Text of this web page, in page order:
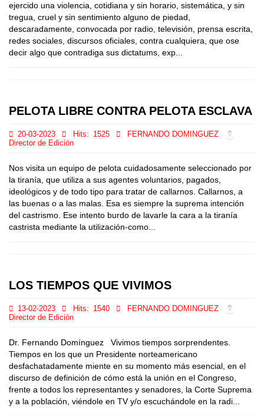
ejercido una violencia, cotidiana y sin horario, sistemática, y sin
tregua, cruel y sin sentimiento alguno de piedad,
descaradamente, convocada por radio, televisión, prensa escrita,
redes sociales, discursos oficiales, contra cualquiera, que ose
decir algo que contradiga sus dictatums, exp...
PELOTA LIBRE CONTRA PELOTA ESCLAVA
20-03-2023 Hits: 1525
FERNANDO DOMINGUEZ
Director de Edición
Nos visita un equipo de pelota cuidadosamente seleccionado por
la tiranía, que utiliza a sus agentes voluntarios, pagados,
ideológicos y de todo tipo para tratar de callarnos. Callarnos, a
las buenas o a las malas. Esa es siempre la suprema intención
del castrismo. Ese intento burdo de lavarle la cara a la tiranía
castrista mediante la utilización-como...
LOS TIEMPOS QUE VIVIMOS
13-02-2023 Hits: 1540
FERNANDO DOMINGUEZ
Director de Edición
Dr. Fernando Domínguez Vivimos tiempos sorprendentes.
Tiempos en los que un Presidente norteamericano
desfachatadamente miente en su momento más esencial, en el
discurso de definición de cómo está la unión en el Congreso,
frente a todos los representantes y senadores, la Corte Suprema
y a la población, viéndole en TV y/o escuchándole en la radi...